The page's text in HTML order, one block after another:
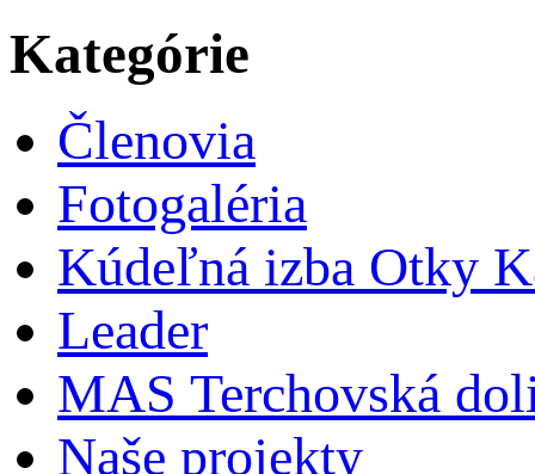
Kategórie
Členovia
Fotogaléria
Kúdeľná izba Otky
Leader
MAS Terchovská
Naše projekty